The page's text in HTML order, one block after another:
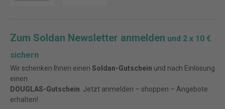
Zum Soldan Newsletter anmelden und 2 x 10 €
sichern
Wir schenken Ihnen einen Soldan-Gutschein und nach Einlösung
einen
DOUGLAS-Gutschein . Jetzt anmelden – shoppen – Angebote
erhalten!